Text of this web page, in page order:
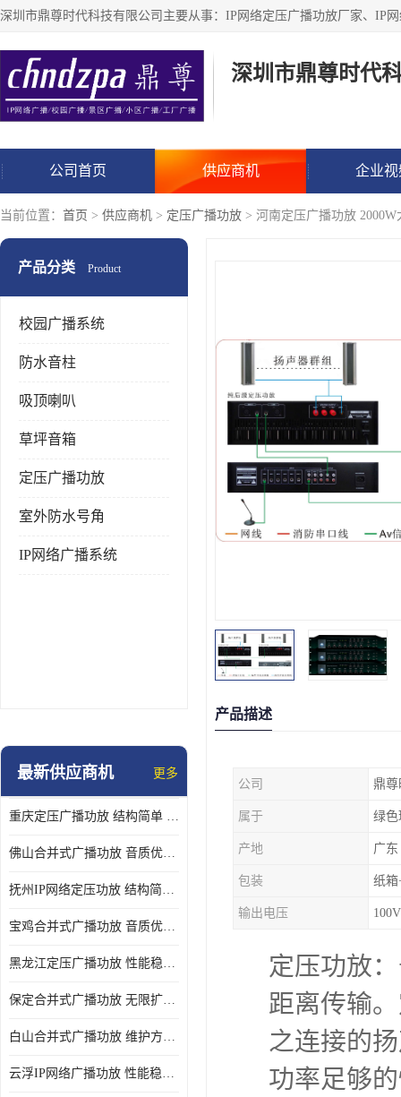
深圳市鼎尊时代
公司首页 供应商机 企业视
当前位置： 首页 > 供应商机 > 定压广播功放 > 河南定压广播功放
产品分类 Product
校园广播系统
防水音柱
吸顶喇叭
草坪音箱
定压广播功放
室外防水号角
IP网络广播系统
最新供应商机 更多
重庆定压广播功放 结构简单 传输距离远
佛山合并式广播功放 音质优美清晰 输出电压大 电流小
抚州IP网络定压功放 结构简单 多应用于公共场合
宝鸡合并式广播功放 音质优美清晰 维护方便
黑龙江定压广播功放 性能稳定 无限扩容
保定合并式广播功放 无限扩容 设计结构简单
白山合并式广播功放 维护方便 多应用于公共场合
云浮IP网络广播功放 性能稳定 设计结构简单
产品描述
公司 鼎尊
属于 绿色
产地 广东
包装 纸箱
输出电压 100V
定压功放
距离传输
之连接的
功率足够